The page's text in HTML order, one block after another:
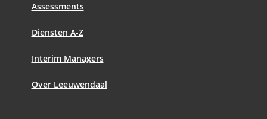
Assessments
Diensten A-Z
Interim Managers
Over Leeuwendaal